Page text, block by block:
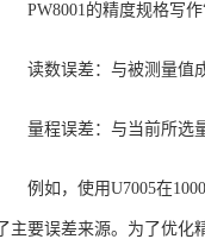
PW8001的精度规格写
读数误差：与被测量值
量程误差：与当前所选
例如，使用U7005在
了主要误差来源。为了优